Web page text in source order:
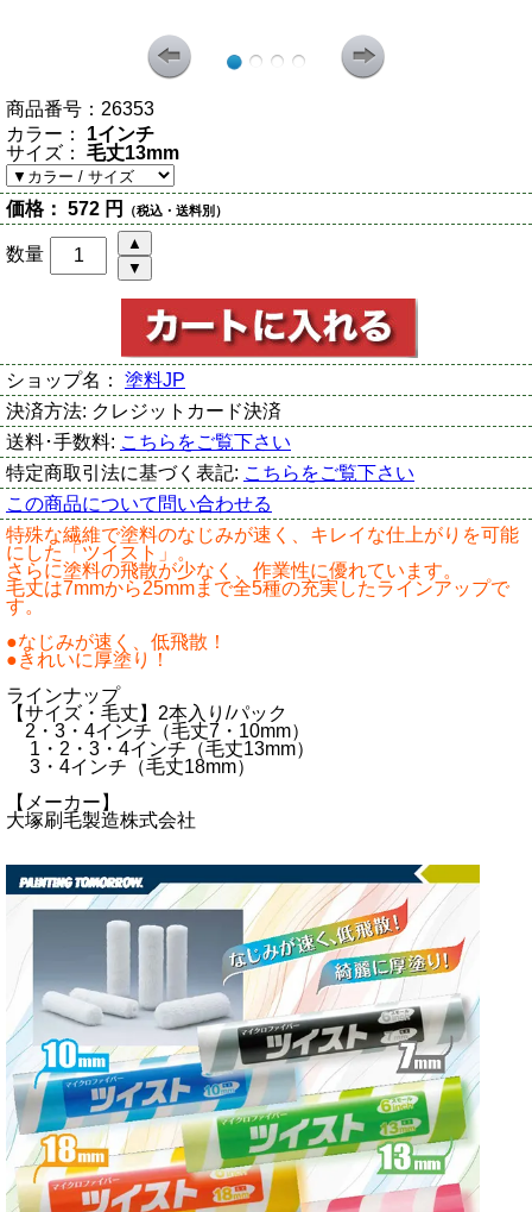
商品番号： 26353
カラー：
1インチ
サイズ：
毛丈13mm
価格： 572 円 （税込・送料別）
数量
ショップ名： 塗料JP
決済方法: クレジットカード決済
送料･手数料: こちらをご覧下さい
特定商取引法に基づく表記: こちらをご覧下さい
この商品について問い合わせる
特殊な繊維で塗料のなじみが速く、キレイな仕上がりを可能
にした「ツイスト」。
さらに塗料の飛散が少なく、作業性に優れています。
毛丈は7mmから25mmまで全5種の充実したラインアップで
す。
●なじみが速く、低飛散！
●きれいに厚塗り！
ラインナップ
【サイズ・毛丈】2本入り/パック
2・3・4インチ（毛丈7・10mm）
1・2・3・4インチ（毛丈13mm）
3・4インチ（毛丈18mm）
【メーカー】
大塚刷毛製造株式会社